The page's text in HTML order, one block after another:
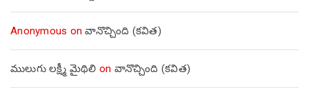
Anonymous onవానొచ్చింది (కవిత)
ములుగు లక్ష్మీ మైథిలి on వానొచ్చింది (కవిత)